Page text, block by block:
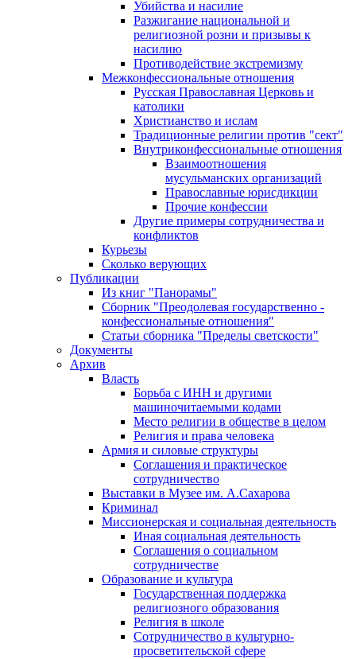
Убийства и насилие
Разжигание национальной и
религиозной розни и призывы к
насилию
Противодействие экстремизму
Межконфессиональные отношения
Русская Православная Церковь и
католики
Христианство и ислам
Традиционные религии против "сект"
Внутриконфессиональные отношения
Взаимоотношения
мусульманских организаций
Православные юрисдикции
Прочие конфессии
Другие примеры сотрудничества и
конфликтов
Курьезы
Сколько верующих
Публикации
Из книг "Панорамы"
Сборник "Преодолевая государственно -
конфессиональные отношения"
Статьи сборника "Пределы светскости"
Документы
Архив
Власть
Борьба с ИНН и другими
машиночитаемыми кодами
Место религии в обществе в целом
Религия и права человека
Армия и силовые структуры
Соглашения и практическое
сотрудничество
Выставки в Музее им. А.Сахарова
Криминал
Миссионерская и социальная деятельность
Иная социальная деятельность
Соглашения о социальном
сотрудничестве
Образование и культура
Государственная поддержка
религиозного образования
Религия в школе
Сотрудничество в культурно-
просветительской сфере